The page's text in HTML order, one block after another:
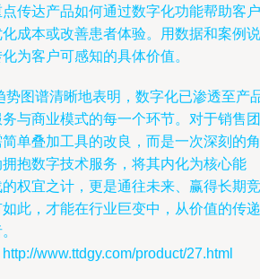
传达产品如何通过数字化功能帮助客户
成本或改善患者体验。用数据和案例说
为客户可感知的具体价值。
图谱清晰地表明，数字化已渗透至产
与商业模式的每一个环节。对于销售团
单叠加工具的改良，而是一次深刻的角
抱数字技术服务，将其内化为核心能
权宜之计，更是通往未来、赢得长期竞
此，才能在行业巨变中，从价值的传递
www.ttdgy.com/product/27.html